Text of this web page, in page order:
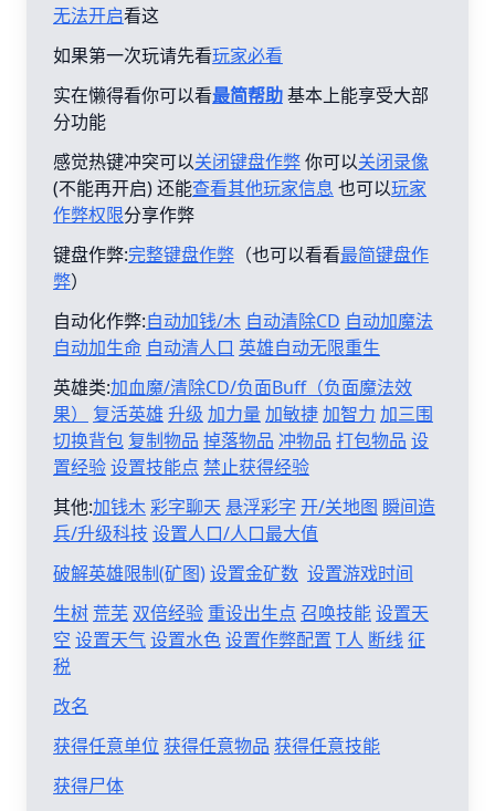
无法开启看这
如果第一次玩请先看玩家必看
实在懒得看你可以看最简帮助基本上能享受大部
分功能
感觉热键冲突可以关闭键盘作弊你可以关闭录像
(不能再开启) 还能查看其他玩家信息 也可以玩家
作弊权限分享作弊
键盘作弊:完整键盘作弊 （也可以看看最简键盘作
弊）
自动化作弊:自动加钱/木 自动清除CD 自动加魔法
自动加生命 自动清人口 英雄自动无限重生
英雄类:加血魔/清除CD/负面Buff（负面魔法效
果）
复活英雄 升级 加力量 加敏捷加智力 加三围
切换背包 复制物品 掉落物品 冲物品 打包物品 设
置经验设置技能点 禁止获得经验
其他:加钱木彩字聊天 悬浮彩字 开/关地图 瞬间造
兵/升级科技 设置人口/人口最大值
破解英雄限制(矿图)设置金矿数 设置游戏时间
生树 荒芜 双倍经验 重设出生点 召唤技能设置天
空 设置天气设置水色设置作弊配置 T人 断线征
税
改名
获得任意单位 获得任意物品 获得任意技能
获得尸体